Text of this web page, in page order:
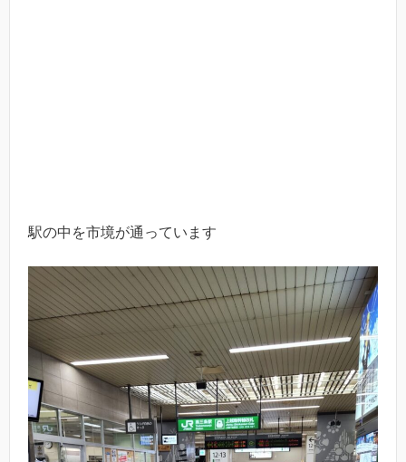
駅の中を市境が通っています